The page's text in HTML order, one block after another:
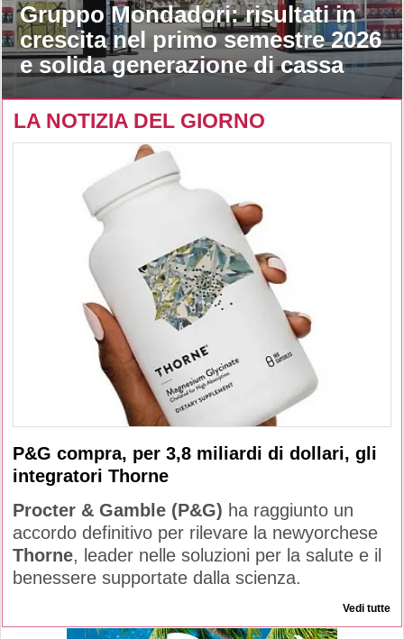
Gruppo Mondadori: risultati in
crescita nel primo semestre 2026
e solida generazione di cassa
LA NOTIZIA DEL GIORNO
P&G compra, per 3,8 miliardi di dollari, gli
integratori Thorne
Procter & Gamble (P&G) ha raggiunto un
accordo definitivo per rilevare la newyorchese
Thorne, leader nelle soluzioni per la salute e il
benessere supportate dalla scienza.
Vedi tutte